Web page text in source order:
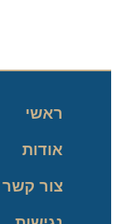
ראשי
אודות
צור קשר